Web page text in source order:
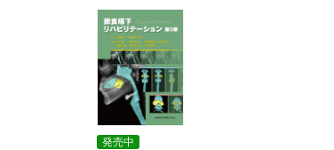
発売中